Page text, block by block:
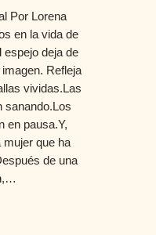
Por Lorena
en la vida de
espejo deja de
Refleja
vividas.Las
sanando.Los
en pausa.Y,
que ha
de una